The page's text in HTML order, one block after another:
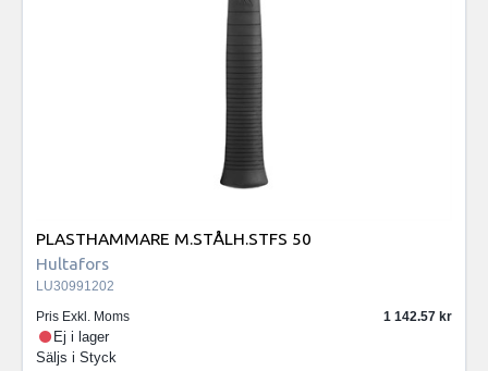
PLASTHAMMARE M.STÅLH.STFS 50
Hultafors
LU30991202
Pris Exkl. Moms
1 142.57
Ej i lager
Säljs i Styck